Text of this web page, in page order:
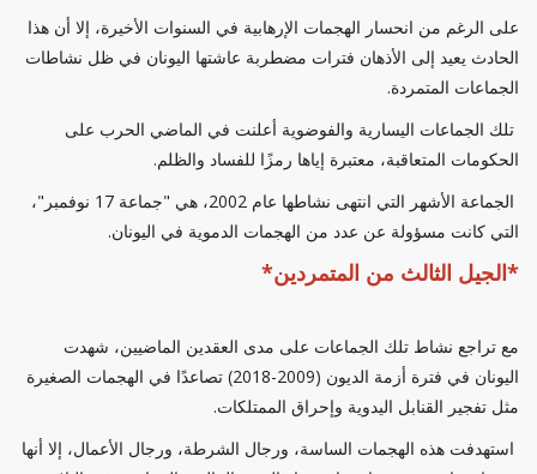
على الرغم من انحسار الهجمات الإرهابية في السنوات الأخيرة، إلا أن هذا
الحادث يعيد إلى الأذهان فترات مضطربة عاشتها اليونان في ظل نشاطات
الجماعات المتمردة.
تلك الجماعات اليسارية والفوضوية أعلنت في الماضي الحرب على
الحكومات المتعاقبة، معتبرة إياها رمزًا للفساد والظلم.
الجماعة الأشهر التي انتهى نشاطها عام 2002، هي "جماعة 17 نوفمبر"،
التي كانت مسؤولة عن عدد من الهجمات الدموية في اليونان.
*الجيل الثالث من المتمردين*
مع تراجع نشاط تلك الجماعات على مدى العقدين الماضيين، شهدت
اليونان في فترة أزمة الديون (2009-2018) تصاعدًا في الهجمات الصغيرة
مثل تفجير القنابل اليدوية وإحراق الممتلكات.
استهدفت هذه الهجمات الساسة، ورجال الشرطة، ورجال الأعمال، إلا أنها